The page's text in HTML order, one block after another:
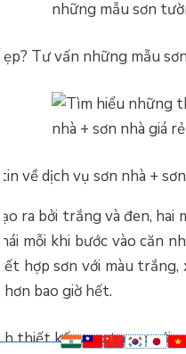
Tư vấn những mẫu
về dịch vụ sơn nhà +
ra bởi trắng và đen,
mỗi khi bước vào căn
hợp sơn với màu
bao giờ hết.